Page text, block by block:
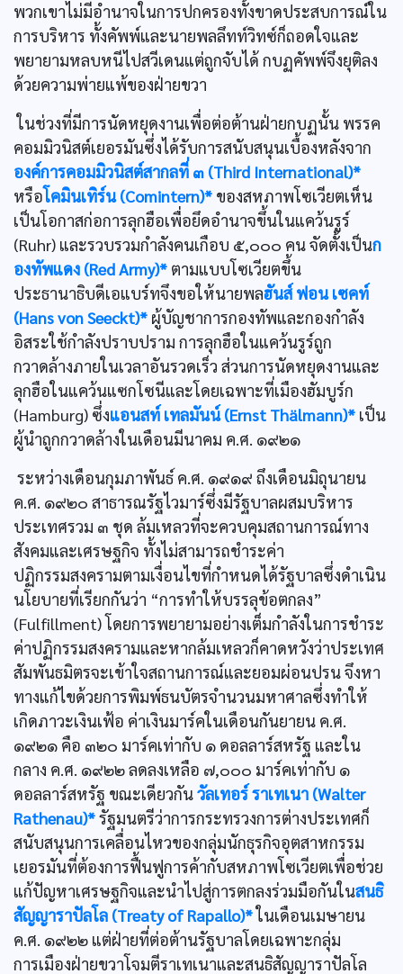
พวกเขาไม่มีอำนาจในการปกครองทั้งขาดประสบการณ์ใน
การบริหาร ทั้งคัพพ์และนายพลลึทท์วิทซ์ก็ถอดใจและ
พยายามหลบหนีไปสวีเดนแต่ถูกจับได้ กบฏคัพพ์จึงยุติลง
ด้วยความพ่ายแพ้ของฝ่ายขวา
ในช่วงที่มีการนัดหยุดงานเพื่อต่อต้านฝ่ายกบฏนั้น พรรค
คอมมิวนิสต์เยอรมันซึ่งได้รับการสนับสนุนเบื้องหลังจาก
องค์การคอมมิวนิสต์สากลที่ ๓ (Third International)*
หรือโคมินเทิร์น (Comintern)* ของสหภาพโซเวียตเห็น
เป็นโอกาสก่อการลุกฮือเพื่อยึดอำนาจขึ้นในแคว้นรูร์
(Ruhr) และรวบรวมกำลังคนเกือบ ๕,๐๐๐ คน จัดตั้งเป็นก
องทัพแดง (Red Army)* ตามแบบโซเวียตขึ้น
ประธานาธิบดีเอแบร์ทจึงขอให้นายพลฮันส์ ฟอน เซคท์
(Hans von Seeckt)* ผู้บัญชาการกองทัพและกองกำลัง
อิสระใช้กำลังปราบปราม การลุกฮือในแคว้นรูร์ถูก
กวาดล้างภายในเวลาอันรวดเร็ว ส่วนการนัดหยุดงานและ
ลุกฮือในแคว้นแซกโซนีและโดยเฉพาะที่เมืองฮัมบูร์ก
(Hamburg) ซึ่งแอนสท์ เทลมันน์ (Ernst Thälmann)* เป็น
ผู้นำถูกกวาดล้างในเดือนมีนาคม ค.ศ. ๑๙๒๑
ระหว่างเดือนกุมภาพันธ์ ค.ศ. ๑๙๑๙ ถึงเดือนมิถุนายน
ค.ศ. ๑๙๒๐ สาธารณรัฐไวมาร์ซึ่งมีรัฐบาลผสมบริหาร
ประเทศรวม ๓ ชุด ล้มเหลวที่จะควบคุมสถานการณ์ทาง
สังคมและเศรษฐกิจ ทั้งไม่สามารถชำระค่า
ปฏิกรรมสงครามตามเงื่อนไขที่กำหนดได้รัฐบาลซึ่งดำเนิน
นโยบายที่เรียกกันว่า “การทำให้บรรลุข้อตกลง”
(Fulfillment) โดยการพยายามอย่างเต็มกำลังในการชำระ
ค่าปฏิกรรมสงครามและหากล้มเหลวก็คาดหวังว่าประเทศ
สัมพันธมิตรจะเข้าใจสถานการณ์และยอมผ่อนปรน จึงหา
ทางแก้ไขด้วยการพิมพ์ธนบัตรจำนวนมหาศาลซึ่งทำให้
เกิดภาวะเงินเฟ้อ ค่าเงินมาร์คในเดือนกันยายน ค.ศ.
๑๙๒๑ คือ ๓๒๐ มาร์คเท่ากับ ๑ ดอลลาร์สหรัฐ และใน
กลาง ค.ศ. ๑๙๒๒ ลดลงเหลือ ๗,๐๐๐ มาร์คเท่ากับ ๑
ดอลลาร์สหรัฐ ขณะเดียวกันวัลเทอร์ ราเทเนา (Walter
Rathenau)*รัฐมนตรีว่าการกระทรวงการต่างประเทศก็
สนับสนุนการเคลื่อนไหวของกลุ่มนักธุรกิจอุตสาหกรรม
เยอรมันที่ต้องการฟื้นฟูการค้ากับสหภาพโซเวียตเพื่อช่วย
แก้ปัญหาเศรษฐกิจและนำไปสู่การตกลงร่วมมือกันในสนธิ
สัญญาราปัลโล (Treaty of Rapallo)*ในเดือนเมษายน
ค.ศ. ๑๙๒๒ แต่ฝ่ายที่ต่อต้านรัฐบาลโดยเฉพาะกลุ่ม
การเมืองฝ่ายขวาโจมตีราเทเนาและสนธิสัญญาราปัลโล